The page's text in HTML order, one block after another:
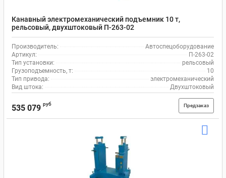
Канавный электромеханический подъемник 10 т,
рельсовый, двухштоковый П-263-02
Производитель:
Автоспецоборудование
Артикул:
П-263-02
Тип установки:
рельсовый
Грузоподъемность, т:
10
Тип привода:
электромеханический
Вид штока:
Двухштоковый
535 079 руб Предзаказ